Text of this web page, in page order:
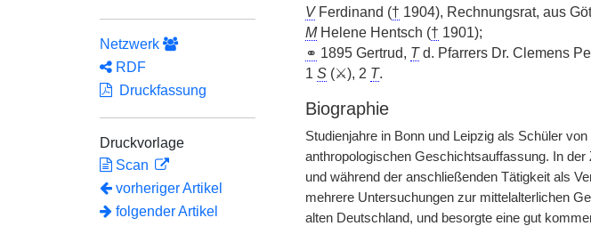
Netzwerk
RDF
Druckfassung
Druckvorlage
Scan
vorheriger Artikel
folgender Artikel
VFerdinand († 1904), Rechnungsrat, aus
MHelene Hentsch († 1901);
⚭ 1895 Gertrud, Td. Pfarrers Dr. Clemens
1 S(⚔), 2 T.
Biographie
Studienjahre in Bonn und Leipzig als Schüler von
anthropologischen Geschichtsauffassung. In
und während der anschließenden Tätigkeit als
mehrere Untersuchungen zur mittelalterlichen
alten Deutschland, und besorgte eine gut